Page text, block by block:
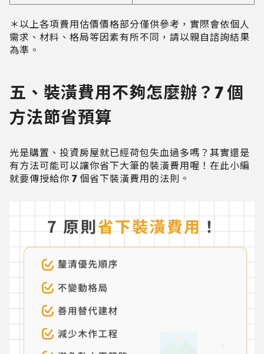
＊以上各項費用估價價格部分僅供參考，實際會依個人
需求、材料、格局等因素有所不同，請以親自諮詢結果
為準。
五、裝潢費用不夠怎麼辦？7 個
方法節省預算
光是購置、投資房屋就已經荷包失血過多嗎？其實還是
有方法可能可以讓你省下大筆的裝潢費用喔！在此小編
就要傳授給你 7 個省下裝潢費用的法則。